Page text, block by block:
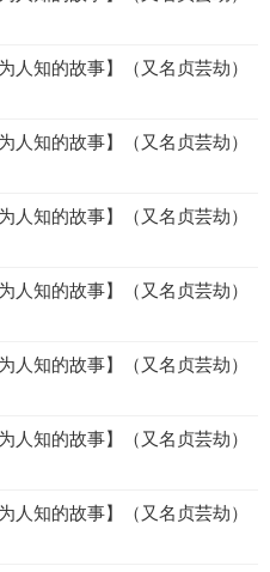
人知的故事】（又名贞芸劫）
人知的故事】（又名贞芸劫）
人知的故事】（又名贞芸劫）
人知的故事】（又名贞芸劫）
人知的故事】（又名贞芸劫）
人知的故事】（又名贞芸劫）
人知的故事】（又名贞芸劫）